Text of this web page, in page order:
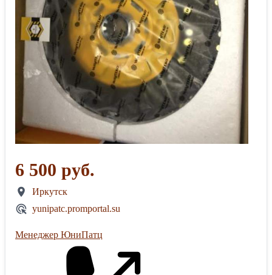
6 500 руб.
Иркутск
yunipatc.promportal.su
Менеджер ЮниПатц